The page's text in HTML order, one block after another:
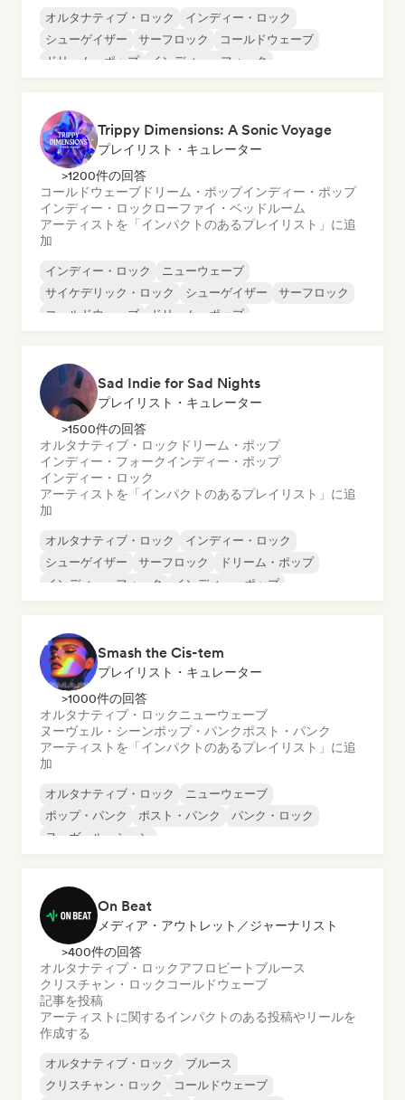
オルタナティブ・ロック
インディー・ロック
シューゲイザー
サーフロック
コールドウェーブ
ドリーム・ポップ
インディー・フォーク
Trippy Dimensions: A Sonic Voyage
プレイリスト・キュレーター
>1200件の回答
コールドウェーブ ドリーム・ポップインディー・ポップ
インディー・ロック ローファイ・ベッドルーム
アーティストを「インパクトのあるプレイリスト」に追
加
インディー・ロック
ニューウェーブ
サイケデリック・ロック
シューゲイザー
サーフロック
コールドウェーブ
ドリーム・ポップ
Sad Indie for Sad Nights
プレイリスト・キュレーター
>1500件の回答
オルタナティブ・ロック ドリーム・ポップ
インディー・フォークインディー・ポップ
インディー・ロック
アーティストを「インパクトのあるプレイリスト」に追
加
オルタナティブ・ロック
インディー・ロック
シューゲイザー
サーフロック
ドリーム・ポップ
インディー・フォーク
インディー・ポップ
Smash the Cis-tem
プレイリスト・キュレーター
>1000件の回答
オルタナティブ・ロック ニューウェーブ
ヌーヴェル・シーンポップ・パンクポスト・パンク
アーティストを「インパクトのあるプレイリスト」に追
加
オルタナティブ・ロック
ニューウェーブ
ポップ・パンク
ポスト・パンク
パンク・ロック
ヌーヴェル・シーン
On Beat
メディア・アウトレット／ジャーナリスト
>400件の回答
オルタナティブ・ロックアフロビート ブルース
クリスチャン・ロック コールドウェーブ
記事を投稿
アーティストに関するインパクトのある投稿やリールを
作成する
オルタナティブ・ロック
ブルース
クリスチャン・ロック
コールドウェーブ